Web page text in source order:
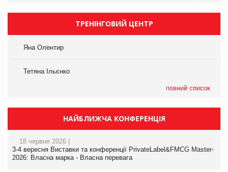
ТРЕНІНГОВИЙ ЦЕНТР
Яна Олентир
Тетяна Ільєнко
повний список
НАЙБЛИЖЧА КОНФЕРЕНЦІЯ
18 червня 2026 |
3-4 вересня Виставки та конференції PrivateLabel&FMCG Master-
2026: Власна марка - Власна перевага